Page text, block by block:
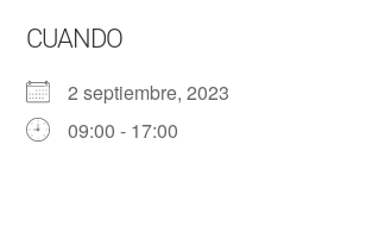
CUANDO
2 septiembre, 2023
09:00 - 17:00